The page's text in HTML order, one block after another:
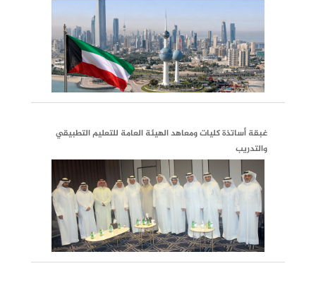
غبقة أساتذة كليات ومعاهد الهيئة العامة للتعليم التطبيقي
والتدريب